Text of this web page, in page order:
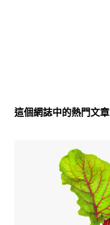
這個網誌中的熱門文章